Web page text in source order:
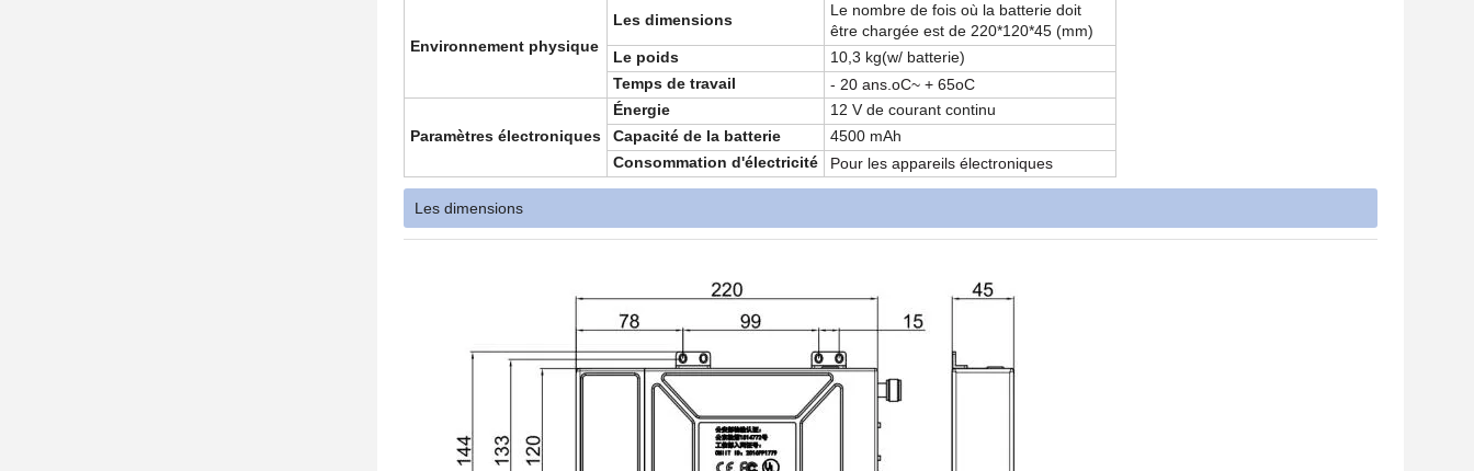
Environnement physique
Les dimensions
Le nombre de fois où la batterie doit
être chargée est de 220*120*45 (mm)
Le poids
10,3 kg(w/ batterie)
Temps de travail
- 20 ans. oC~ + 65oC
Paramètres électroniques
Énergie
12 V de courant continu
Capacité de la batterie
4500 mAh
Consommation d'électricité
Pour les appareils électroniques
Les dimensions